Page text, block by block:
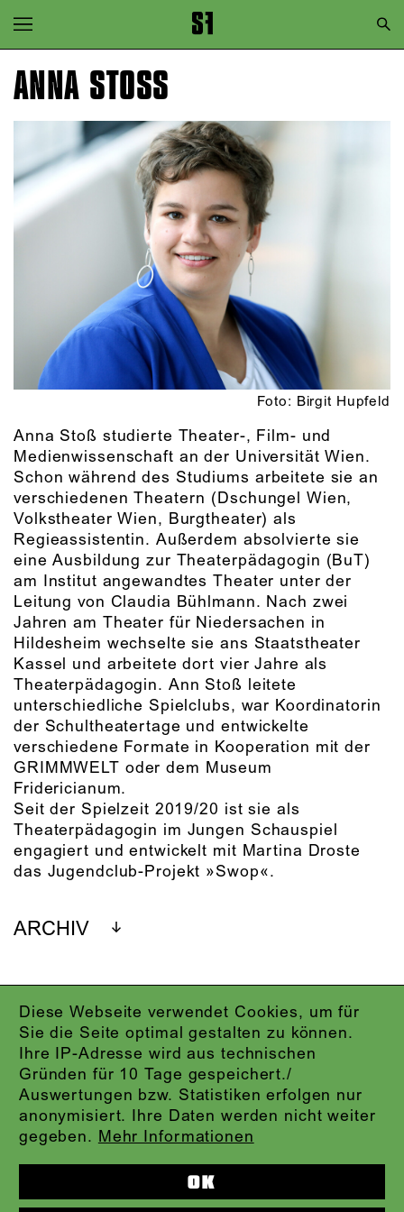
Zur Hauptnavigation springen
Zum Hauptinhalt springen
Diese Webseite verwendet Cookies, um für
Sie die Seite optimal gestalten zu können.
Ihre IP-Adresse wird aus technischen
Gründen für 10 Tage gespeichert./
Auswertungen bzw. Statistiken erfolgen nur
anonymisiert. Ihre Daten werden nicht weiter
gegeben. Mehr Informationen
OK
ANNA STOSS
Foto: Birgit Hupfeld
Anna Stoß studierte Theater-, Film- und
Medienwissenschaft an der Universität Wien.
Schon während des Studiums arbeitete sie an
verschiedenen Theatern (Dschungel Wien,
Volkstheater Wien, Burgtheater) als
Regieassistentin. Außerdem absolvierte sie
eine Ausbildung zur Theaterpädagogin (BuT)
am Institut angewandtes Theater unter der
Leitung von Claudia Bühlmann. Nach zwei
Jahren am Theater für Niedersachen in
Hildesheim wechselte sie ans Staatstheater
Kassel und arbeitete dort vier Jahre als
Theaterpädagogin. Ann Stoß leitete
unterschiedliche Spielclubs, war Koordinatorin
der Schultheatertage und entwickelte
verschiedene Formate in Kooperation mit der
GRIMMWELT oder dem Museum
Fridericianum.
Seit der Spielzeit 2019/20 ist sie als
Theaterpädagogin im Jungen Schauspiel
engagiert und entwickelt mit Martina Droste
das Jugendclub-Projekt »Swop«.
ARCHIV
IMPRESSUM
DATENSCHUTZ
AGB
KONTAKT
ABO-LOGIN
PRESSE
KARTENTELEFON:069.212.49.49.4